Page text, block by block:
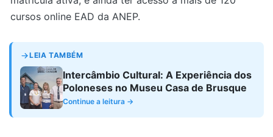
cursos online EAD da ANEP.
LEIA TAMBÉM
Intercâmbio Cultural: A Experiência dos
Poloneses no Museu Casa de Brusque
Continue a leitura →